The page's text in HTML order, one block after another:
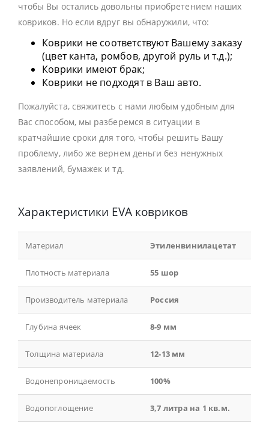
чтобы Вы остались довольны приобретением наших
ковриков. Но если вдруг вы обнаружили, что:
Коврики не соответствуют Вашему заказу
(цвет канта, ромбов, другой руль и т.д.);
Коврики имеют брак;
Коврики не подходят в Ваш авто.
Пожалуйста, свяжитесь с нами любым удобным для
Вас способом, мы разберемся в ситуации в
кратчайшие сроки для того, чтобы решить Вашу
проблему, либо же вернем деньги без ненужных
заявлений, бумажек и тд.
Характеристики EVA ковриков
Материал Этиленвинилацетат
Плотность материала 55 шор
Производитель материала Россия
Глубина ячеек 8-9 мм
Толщина материала 12-13 мм
Водонепроницаемость 100%
Водопоглощение 3,7 литра на 1 кв.м.